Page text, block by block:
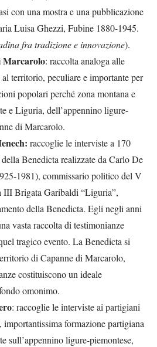
con una mostra e una pubblicazione
Luisa Ghezzi, Fubine 1880-1945.
fra tradizione e innovazione).
Marcarolo: raccolta analoga alle
territorio, peculiare e importante per
popolari perché zona montana e
e Liguria, dell’appennino ligure-
di Marcarolo.
raccoglie le interviste a 170
Benedicta realizzate da Carlo De
1981), commissario politico del V
III Brigata Garibaldi “Liguria”,
della Benedicta. Egli negli anni
vasta raccolta di testimonianze
tragico evento. La Benedicta si
di Capanne di Marcarolo,
costituiscono un ideale
omonimo.
: raccoglie le interviste ai partigiani
formazione partigiana
sull’appennino ligure-piemontese,